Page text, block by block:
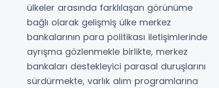
ülkeler arasında farklılaşan görünüme
bağlı olarak gelişmiş ülke merkez
bankalarının para politikası iletişimlerinde
ayrışma gözlenmekle birlikte, merkez
bankaları destekleyici parasal duruşlarını
sürdürmekte, varlık alım programlarına